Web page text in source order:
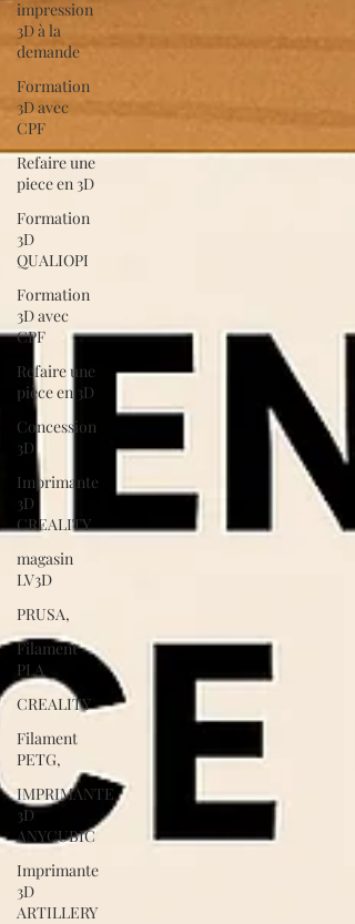
impression
3D à la
demande
Formation
3D avec
CPF
Refaire une
piece en 3D
Formation
3D
QUALIOPI
Formation
3D avec
CPF
Refaire une
pièce en 3D
Concession
3D
Imprimante
3D
CREALITY
magasin
LV3D
PRUSA,
Filament
PLA
CREALITY
Filament
PETG,
IMPRIMANTE
3D
ANYCUBIC
Imprimante
3D
ARTILLERY